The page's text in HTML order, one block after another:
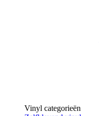
Vinyl categorieën